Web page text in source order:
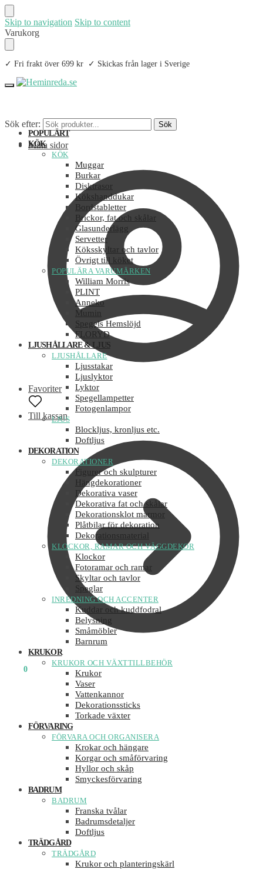
Skip to navigation Skip to content
Varukorg
✓ Fri frakt över 699 kr ✓ Skickas från lager i Sverige
Sök efter: Sök
Mina sidor
Favoriter
Till kassan
0
POPULÄRT
KÖK
KÖK
Muggar
Burkar
Disktrasor
Kökshanddukar
Bordstabletter
Brickor, fat och skålar
Glasunderlägg
Servetter
Köksskyltar och tavlor
Övrigt till köket
POPULÄRA VARUMÄRKEN
William Morris
PLINT
Anneko
Mumin
Spegels Hemslöjd
FLORYD
LJUSHÅLLARE & LJUS
LJUSHÅLLARE
Ljusstakar
Ljuslyktor
Lyktor
Spegellampetter
Fotogenlampor
LJUS
Blockljus, kronljus etc.
Doftljus
DEKORATION
DEKORATIONER
Figurer och skulpturer
Hängdekorationer
Dekorativa vaser
Dekorativa fat och skålar
Dekorationsklot marmor
Plåtbilar för dekoration
Dekorationsmaterial
KLOCKOR, RAMAR OCH VÄGGDEKOR
Klockor
Fotoramar och ramar
Skyltar och tavlor
Speglar
INREDNING OCH ACCENTER
Kuddar och kuddfodral
Belysning
Småmöbler
Barnrum
KRUKOR
KRUKOR OCH VÄXTTILLBEHÖR
Krukor
Vaser
Vattenkannor
Dekorationssticks
Torkade växter
FÖRVARING
FÖRVARA OCH ORGANISERA
Krokar och hängare
Korgar och småförvaring
Hyllor och skåp
Smyckesförvaring
BADRUM
BADRUM
Franska tvålar
Badrumsdetaljer
Doftljus
TRÄDGÅRD
TRÄDGÅRD
Krukor och planteringskärl